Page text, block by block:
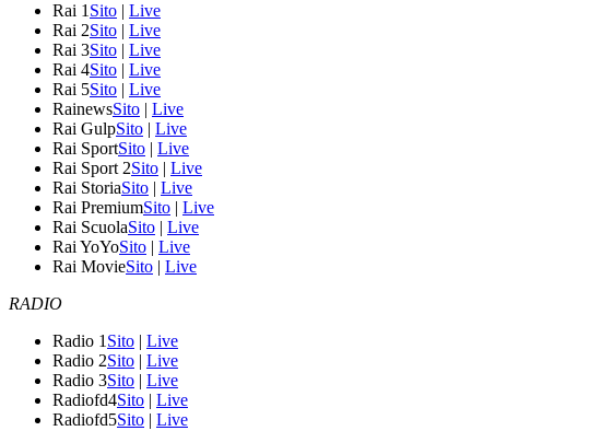
Rai 1 Sito | Live
Rai 2Sito | Live
Rai 3Sito | Live
Rai 4Sito | Live
Rai 5Sito | Live
RainewsSito | Live
Rai GulpSito | Live
Rai SportSito | Live
Rai Sport 2Sito | Live
Rai StoriaSito | Live
Rai PremiumSito | Live
Rai ScuolaSito | Live
Rai YoYoSito | Live
Rai MovieSito | Live
RADIO
Radio 1 Sito | Live
Radio 2Sito | Live
Radio 3Sito | Live
Radiofd4Sito | Live
Radiofd5Sito | Live